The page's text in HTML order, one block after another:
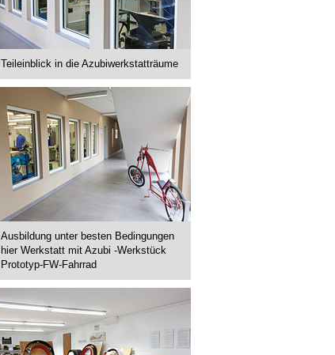
Teileinblick in die Azubiwerkstatträume
Ausbildung unter besten Bedingungen
hier Werkstatt mit Azubi -Werkstück
Prototyp-FW-Fahrrad